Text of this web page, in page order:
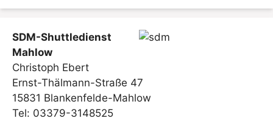
SDM-Shuttledienst
Mahlow
Christoph Ebert
Ernst-Thälmann-Straße 47
15831 Blankenfelde-Mahlow
Tel: 03379-3148525